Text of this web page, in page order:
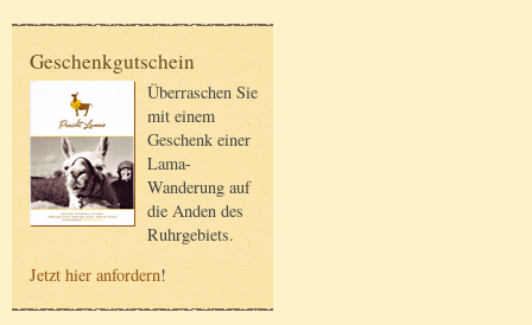
Geschenkgutschein
Überraschen Sie
mit einem
Geschenk einer
Lama-
Wanderung auf
die Anden des
Ruhrgebiets.
Jetzt hier anfordern!